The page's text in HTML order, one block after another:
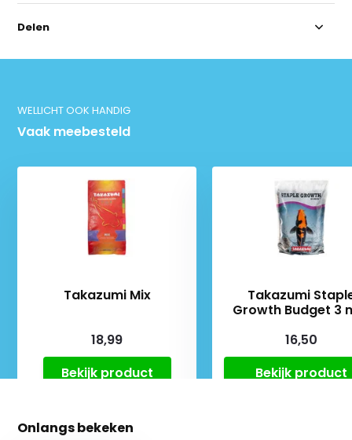
Delen
WELLICHT OOK HANDIG
Vaak meebesteld
Takazumi Mix
18,99
Bekijk product
Takazumi
Growth Budget 3
16,50
Bekijk product
Onlangs bekeken